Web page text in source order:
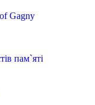
Gagny
пам`яті